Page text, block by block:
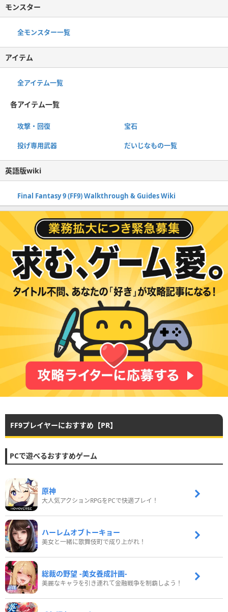
モンスター
全モンスター一覧
アイテム
全アイテム一覧
各アイテム一覧
攻撃・回復 宝石
投げ専用武器 だいじなもの一覧
英語版wiki
Final Fantasy 9 (FF9) Walkthrough & Guides Wiki
FF9プレイヤーにおすすめ【PR】
PCで遊べるおすすめゲーム
原神
大人気アクションRPGをPCで快適プレイ！
ハーレムオブトーキョー
美女と一緒に歌舞伎町で成り上がれ！
総裁の野望 -美女養成計画-
美麗なキャラを引き連れて金融戦争を制覇しよう！